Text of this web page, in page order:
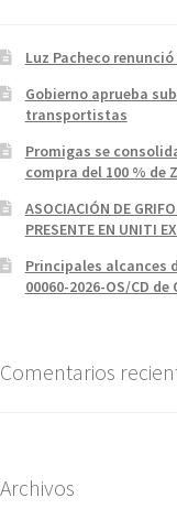
Luz Pacheco
Gobierno aprueba
transportistas
Promigas se
compra del 100 % de
ASOCIACIÓN DE
PRESENTE EN UNITI
Principales alcances
00060-2026-OS/CD
Comentarios
Archivos